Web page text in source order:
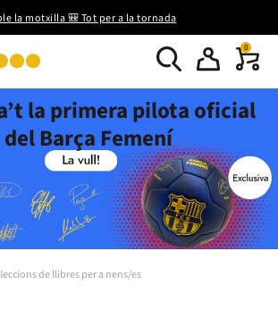
la motxilla 🎒 Tot per a la tornada
0
la primera pilota oficial
del Barça Femení
de llibres per a nens/es